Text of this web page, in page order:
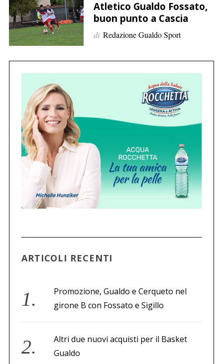
e
r
:
Atletico Gualdo Fossato,
buon punto a Cascia
di Redazione Gualdo Sport
ARTICOLI RECENTI
Promozione, Gualdo e Cerqueto nel
girone B con Fossato e Sigillo
Altri due nuovi acquisti per il Basket
Gualdo
C
e
r
e